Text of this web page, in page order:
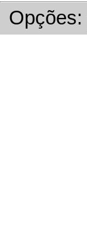
Opções: